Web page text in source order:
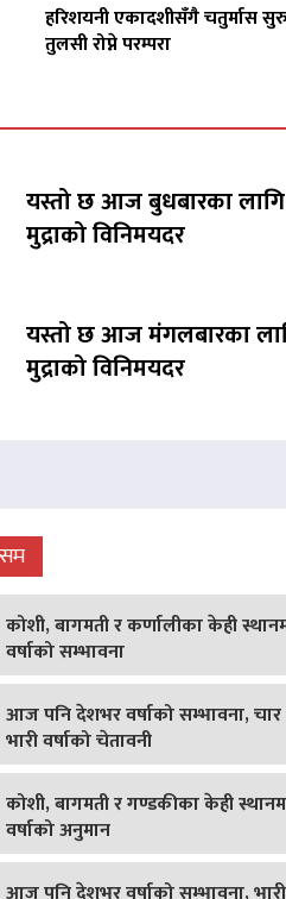
हरिशयनी एकादशीसँगै चतुर्मास
तुलसी रोप्ने परम्परा
यस्तो छ आज बुधबारका
मुद्राको विनिमयदर
यस्तो छ आज मंगलबारका
मुद्राको विनिमयदर
कोशी, बागमती र कर्णालीका केही
वर्षाको सम्भावना
आज पनि देशभर वर्षाको सम्भावना, चार
भारी वर्षाको चेतावनी
कोशी, बागमती र गण्डकीका केही
वर्षाको अनुमान